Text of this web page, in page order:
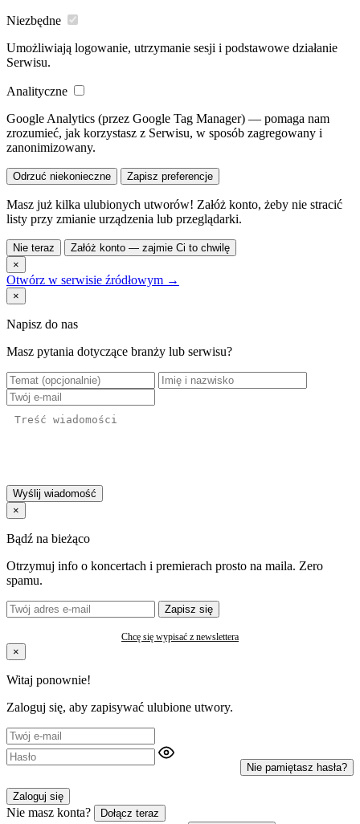
Niezbędne
Umożliwiają logowanie, utrzymanie sesji i podstawowe działanie
Serwisu.
Analityczne
Google Analytics (przez Google Tag Manager) — pomaga nam
zrozumieć, jak korzystasz z Serwisu, w sposób zagregowany i
zanonimizowany.
Odrzuć niekonieczne Zapisz preferencje
Masz już kilka ulubionych utworów! Załóż konto, żeby nie stracić
listy przy zmianie urządzenia lub przeglądarki.
Nie teraz
Załóż konto — zajmie Ci to chwilę
×
Otwórz w serwisie źródłowym →
×
Napisz do nas
Masz pytania dotyczące branży lub serwisu?
Wyślij wiadomość
×
Bądź na bieżąco
Otrzymuj info o koncertach i premierach prosto na maila. Zero
spamu.
Zapisz się
Chcę się wypisać z newslettera
×
Witaj ponownie!
Zaloguj się, aby zapisywać ulubione utwory.
Nie pamiętasz hasła?
Zaloguj się
Nie masz konta? Dołącz teraz